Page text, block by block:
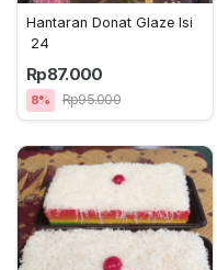
Hantaran Donat Glaze Isi
24
Rp87.000
8% Rp95.000